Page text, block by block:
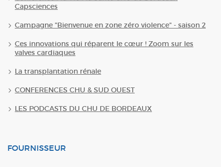
Capsciences
Campagne "Bienvenue en zone zéro violence" - saison 2
Ces innovations qui réparent le cœur ! Zoom sur les
valves cardiaques
La transplantation rénale
CONFERENCES CHU & SUD OUEST
LES PODCASTS DU CHU DE BORDEAUX
FOURNISSEUR